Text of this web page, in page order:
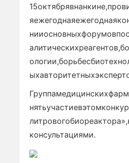
консультациями.